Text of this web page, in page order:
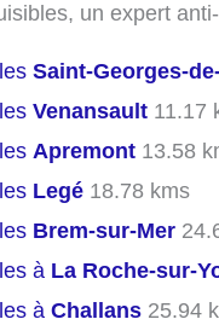
un expert
Saint-Georges-
Venansault 11.17
Apremont 13.58
Legé 18.78 kms
Brem-sur-Mer
à La Roche-sur-
à Challans 25.94